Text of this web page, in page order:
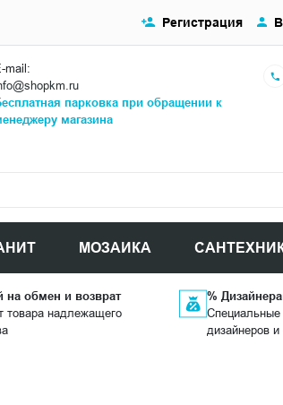
mail:
парковка при обращении к
магазина
МОЗАИКА
Регистрация
на обмен и возврат
товара надлежащего
%
дизайнеров и